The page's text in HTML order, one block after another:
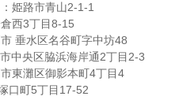
姫路市青山2-1-1
西3丁目8-15
垂水区名谷町字中坊48
中央区脇浜海岸通2丁目2-3
東灘区御影本町4丁目4
口町5丁目17-52